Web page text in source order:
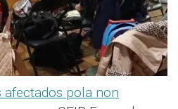
afectados pola non